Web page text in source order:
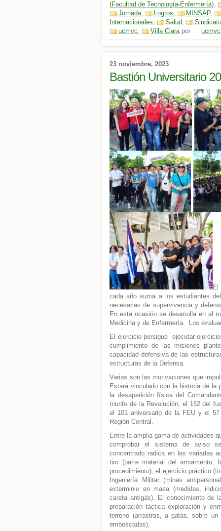
(Facultad de Tecnología-Enfermería),
Jornada, Logros, MINSAP,
Internacionales, Salud,
ucmvc, Villa Clarapor ucmvc
23 noviembre, 2023
Bastión Universitario
El
cada año suma a los estudiantes
necesarias de supervivencia y
En esta ocasión se desarrolla en al
Medicina y de Enfermería. Los
El ejercicio persigue ejecutar
cumplimiento de las misiones
capacidad defensiva de las
estructuras de la Defensa.
Varias son las motivaciones que
Estará vinculado con la historia de la
la desaparición física del
triunfo de la Revolución, el 152 del
el 101 aniversario de la FEU y el
Región Central.
Entre la amplia gama de actividades
comprobar el sistema de aviso
concentrado radica en las variadas
tiro (parte material del armamento,
procedimiento), el ejercicio práctico
Ingeniería Militar (minas
exterminio en masa (medidas,
careta antigás). El conocimiento de
preparación táctica exploración y
terreno (arrastras, a gatas, sobre
emboscadas).